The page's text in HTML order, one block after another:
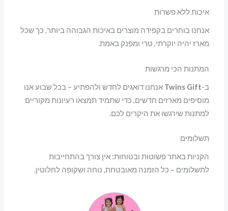
איכות ללא פשרות
אנחנו בוחרים בקפידה מוצרים באיכות הגבוהה ביותר, כך שכל
מארז יהיה יוקרתי, טרי ומפנק באמת.
המתנות הכי מרגשות
ב-Twins Gift אנחנו דואגים לחדש ולהפתיע – בכל שבוע אנו
מוסיפים מארזים חדשים, כדי שתמיד תמצאו רעיונות מקוריים
למתנות שירגשו את היקרים לכם.
תשלומים
הקניות באתר פשוטות ובטוחות: אין צורך בהתחייבות
לתשלומים – כל הזמנה מאובטחת, נוחה ושקופה לחלוטין.